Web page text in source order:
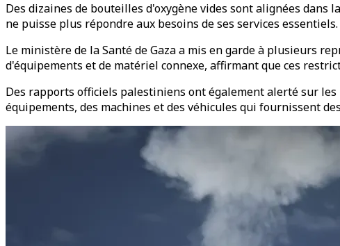
Des dizaines de bouteilles d'oxygène vides sont alignées
ne puisse plus répondre aux besoins de ses services essentiels.
Le ministère de la Santé de Gaza a mis en garde à plusieurs
d'équipements et de matériel connexe, affirmant que ces
Des rapports officiels palestiniens ont également alerté sur
équipements, des machines et des véhicules qui fournissent